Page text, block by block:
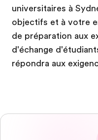
universitaires à
objectifs et à votre
de préparation aux
d'échange
répondra aux